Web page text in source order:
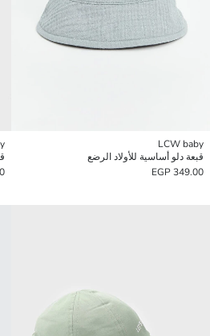
LCW baby
قبعة دلو أساسية للأولاد الرضع
349.00 EGP